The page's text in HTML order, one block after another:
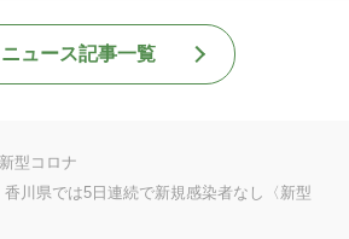
ニュース記事一覧
新型コロナ
川県では5日連続で新規感染者なし〈新型